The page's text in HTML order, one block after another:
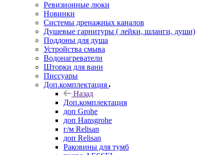
Ревизионные люки
Новинки
Системы дренажных каналов
Душевые гарнитуры ( лейки, шланги, души)
Поддоны для душа
Устройства смыва
Водонагреватели
Шторки для ванн
Писсуары
Доп.комплектация
Назад
Доп.комплектация
доп Grohe
доп Hansgrohe
г/м Relisan
доп Relisan
Раковины для тумб